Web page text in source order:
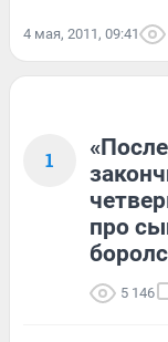
4 мая, 2011, 09:41
1
про
5 146